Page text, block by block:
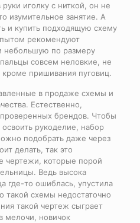
иголку с ниткой, он не
изумительное занятие. А
и купить подходящую схему
рекомендуют
небольшую по размеру
совсем неловкие, не
пришивания пуговиц.
в продаже схемы и
Естественно,
брендов. Чтобы
рукоделие, набор
подобрать даже через
делать, так это
чертежи, которые порой
Ведь высока
где-то ошиблась, упустила
такой схемы недостаточно
такой чертеж сыграет
мелочи, новичок